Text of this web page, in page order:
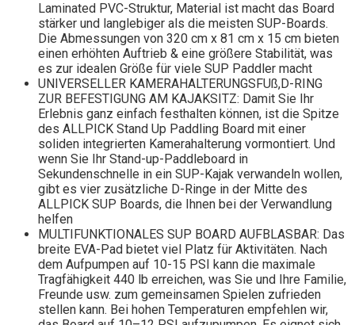
Laminated PVC-Struktur, Material ist macht das Board
stärker und langlebiger als die meisten SUP-Boards.
Die Abmessungen von 320 cm x 81 cm x 15 cm bieten
einen erhöhten Auftrieb & eine größere Stabilität, was
es zur idealen Größe für viele SUP Paddler macht
UNIVERSELLER KAMERAHALTERUNGSFUß,D-RING
ZUR BEFESTIGUNG AM KAJAKSITZ: Damit Sie Ihr
Erlebnis ganz einfach festhalten können, ist die Spitze
des ALLPICK Stand Up Paddling Board mit einer
soliden integrierten Kamerahalterung vormontiert. Und
wenn Sie Ihr Stand-up-Paddleboard in
Sekundenschnelle in ein SUP-Kajak verwandeln wollen,
gibt es vier zusätzliche D-Ringe in der Mitte des
ALLPICK SUP Boards, die Ihnen bei der Verwandlung
helfen
MULTIFUNKTIONALES SUP BOARD AUFBLASBAR: Das
breite EVA-Pad bietet viel Platz für Aktivitäten. Nach
dem Aufpumpen auf 10-15 PSI kann die maximale
Tragfähigkeit 440 lb erreichen, was Sie und Ihre Familie,
Freunde usw. zum gemeinsamen Spielen zufrieden
stellen kann. Bei hohen Temperaturen empfehlen wir,